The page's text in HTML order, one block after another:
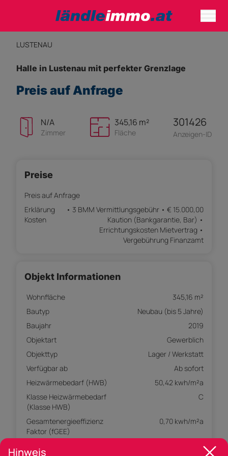
LUSTENAU
Halle in Lustenau mit perfekter Grenzlage
Preis auf Anfrage
N/A
Zimmer
345,16 m²
Fläche
301426
Anzeigen-ID
Preise
Preis auf Anfrage
Erklärung
Kosten
• 3 BMM Vermittlungsgebühr • € 15.000,00
Kaution (Bankgarantie, Bar) •
Errichtungskosten Mietvertrag •
Vergebührung Finanzamt
Objekt Informationen
Wohnfläche
345,16 m²
Bautyp
Neubau (bis 5 Jahre)
Baujahr
2019
Objektart
Gewerblich
Objekttyp
Lager / Werkstatt
Verfügbar ab
Ab sofort
Heizwärmebedarf (HWB)
50,42 kwh/m²a
Klasse Heizwärmebedarf
(Klasse HWB)
C
Gesamtenergieeffizienz
Faktor (fGEE)
0,70 kwh/m²a
A+
Hinweis